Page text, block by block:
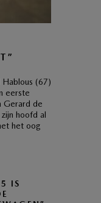
(67)
eerste
Gerard de
hoofd al
het oog
IS